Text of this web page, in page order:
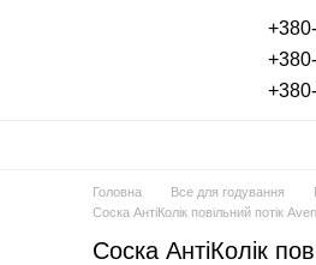
Головна Все для годування
Соска АнтіКолік повільний потік
Соска АнтіКолік